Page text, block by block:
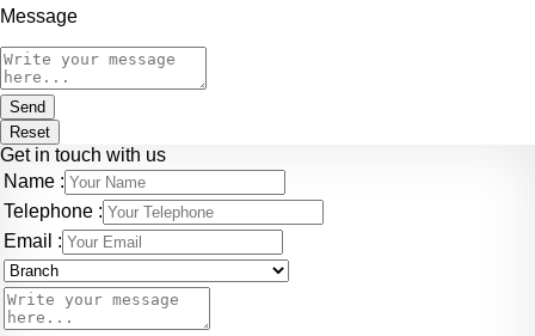
Message
Send
Reset
Get in touch with us
Name :
Telephone :
Email :